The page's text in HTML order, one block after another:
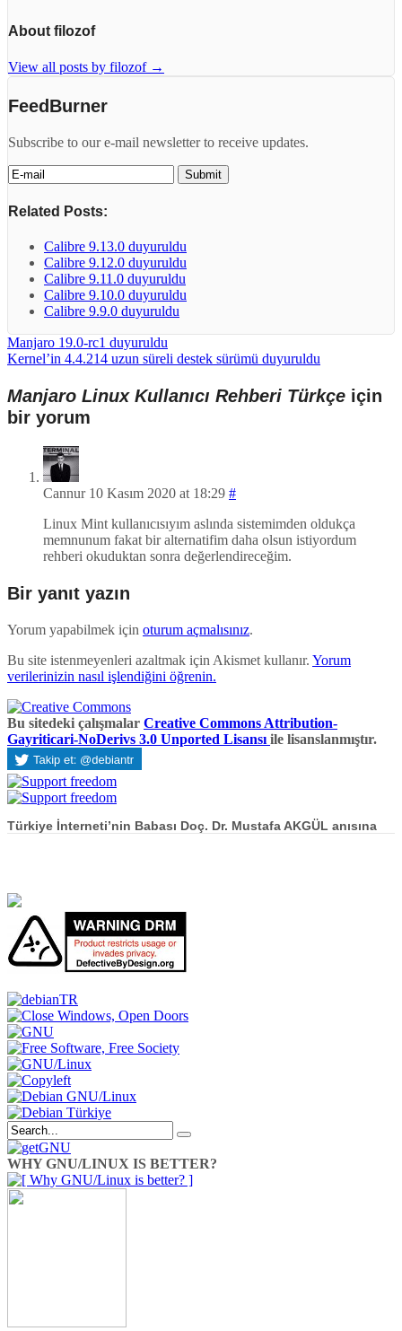
About filozof
View all posts by filozof →
FeedBurner
Subscribe to our e-mail newsletter to receive updates.
Related Posts:
Calibre 9.13.0 duyuruldu
Calibre 9.12.0 duyuruldu
Calibre 9.11.0 duyuruldu
Calibre 9.10.0 duyuruldu
Calibre 9.9.0 duyuruldu
Manjaro 19.0-rc1 duyuruldu
Kernel’in 4.4.214 uzun süreli destek sürümü duyuruldu
Manjaro Linux Kullanıcı Rehberi Türkçe için
bir yorum
Cannur 10 Kasım 2020 at 18:29 #
Linux Mint kullanıcısıyım aslında sistemimden oldukça
memnunum fakat bir alternatifim daha olsun istiyordum
rehberi okuduktan sonra değerlendireceğim.
Bir yanıt yazın
Yorum yapabilmek için oturum açmalısınız.
Bu site istenmeyenleri azaltmak için Akismet kullanır. Yorum
verilerinizin nasıl işlendiğini öğrenin.
Bu sitedeki çalışmalar Creative Commons Attribution-
Gayriticari-NoDerivs 3.0 Unported Lisansı ile lisanslanmıştır.
Türkiye İnterneti’nin Babası Doç. Dr. Mustafa AKGÜL anısına
WHY GNU/LINUX IS BETTER?